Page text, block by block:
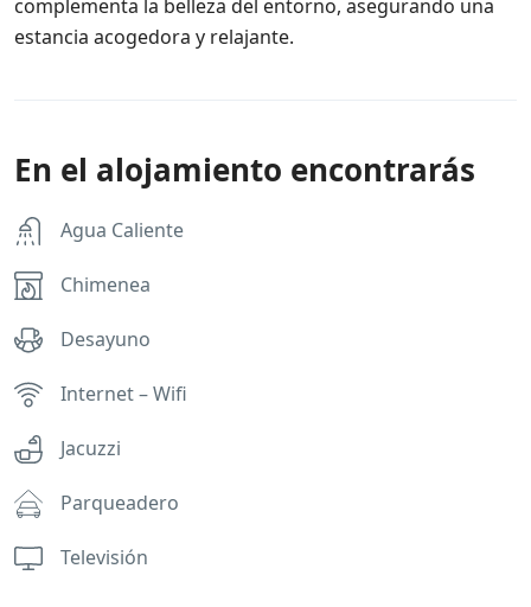
complementa la belleza del entorno, asegurando una
estancia acogedora y relajante.
En el alojamiento encontrarás
Agua Caliente
Chimenea
Desayuno
Internet – Wifi
Jacuzzi
Parqueadero
Televisión